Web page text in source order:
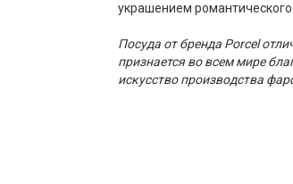
украшением
Посуда от бренда Porcel
признается во всем мире
искусство производства